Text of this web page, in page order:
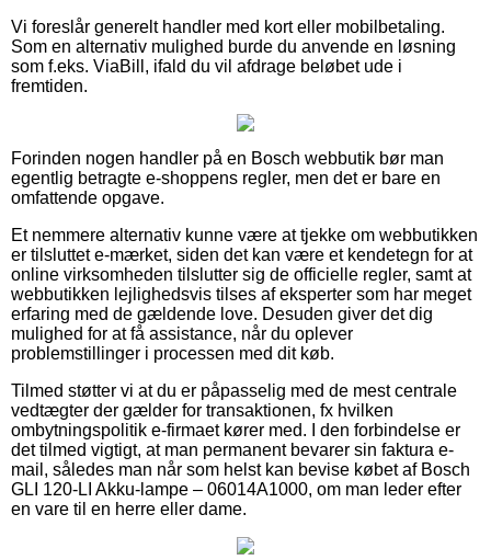
Vi foreslår generelt handler med kort eller mobilbetaling.
Som en alternativ mulighed burde du anvende en løsning
som f.eks. ViaBill, ifald du vil afdrage beløbet ude i
fremtiden.
Forinden nogen handler på en Bosch webbutik bør man
egentlig betragte e-shoppens regler, men det er bare en
omfattende opgave.
Et nemmere alternativ kunne være at tjekke om webbutikken
er tilsluttet e-mærket, siden det kan være et kendetegn for at
online virksomheden tilslutter sig de officielle regler, samt at
webbutikken lejlighedsvis tilses af eksperter som har meget
erfaring med de gældende love. Desuden giver det dig
mulighed for at få assistance, når du oplever
problemstillinger i processen med dit køb.
Tilmed støtter vi at du er påpasselig med de mest centrale
vedtægter der gælder for transaktionen, fx hvilken
ombytningspolitik e-firmaet kører med. I den forbindelse er
det tilmed vigtigt, at man permanent bevarer sin faktura e-
mail, således man når som helst kan bevise købet af Bosch
GLI 120-LI Akku-lampe – 06014A1000, om man leder efter
en vare til en herre eller dame.